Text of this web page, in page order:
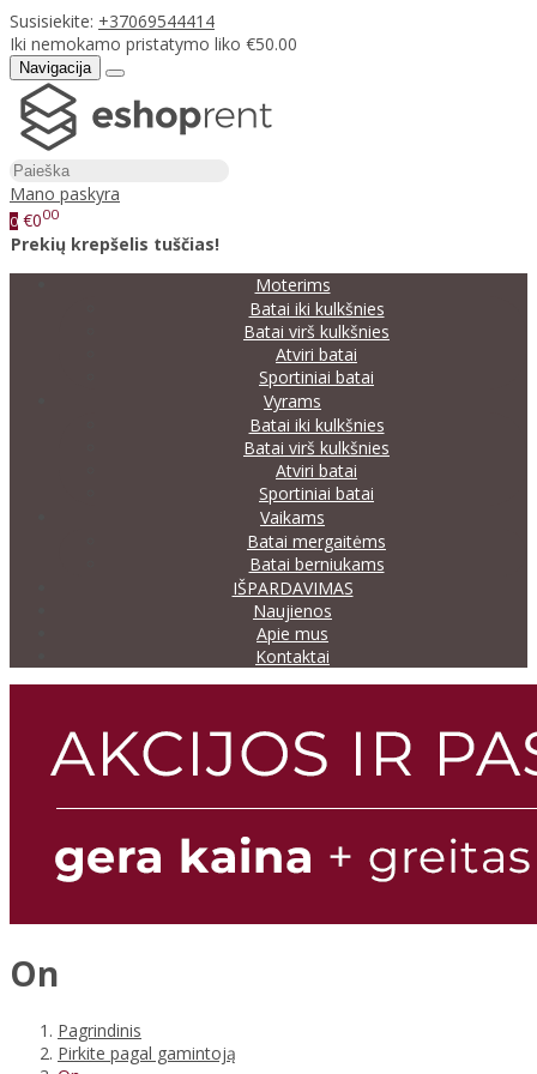
Susisiekite: +37069544414
Iki nemokamo pristatymo liko €50.00
Navigacija
Mano paskyra
0 €000
Prekių krepšelis tuščias!
Moterims
Batai iki kulkšnies
Batai virš kulkšnies
Atviri batai
Sportiniai batai
Vyrams
Batai iki kulkšnies
Batai virš kulkšnies
Atviri batai
Sportiniai batai
Vaikams
Batai mergaitėms
Batai berniukams
IŠPARDAVIMAS
Naujienos
Apie mus
Kontaktai
On
Pagrindinis
Pirkite pagal gamintoją